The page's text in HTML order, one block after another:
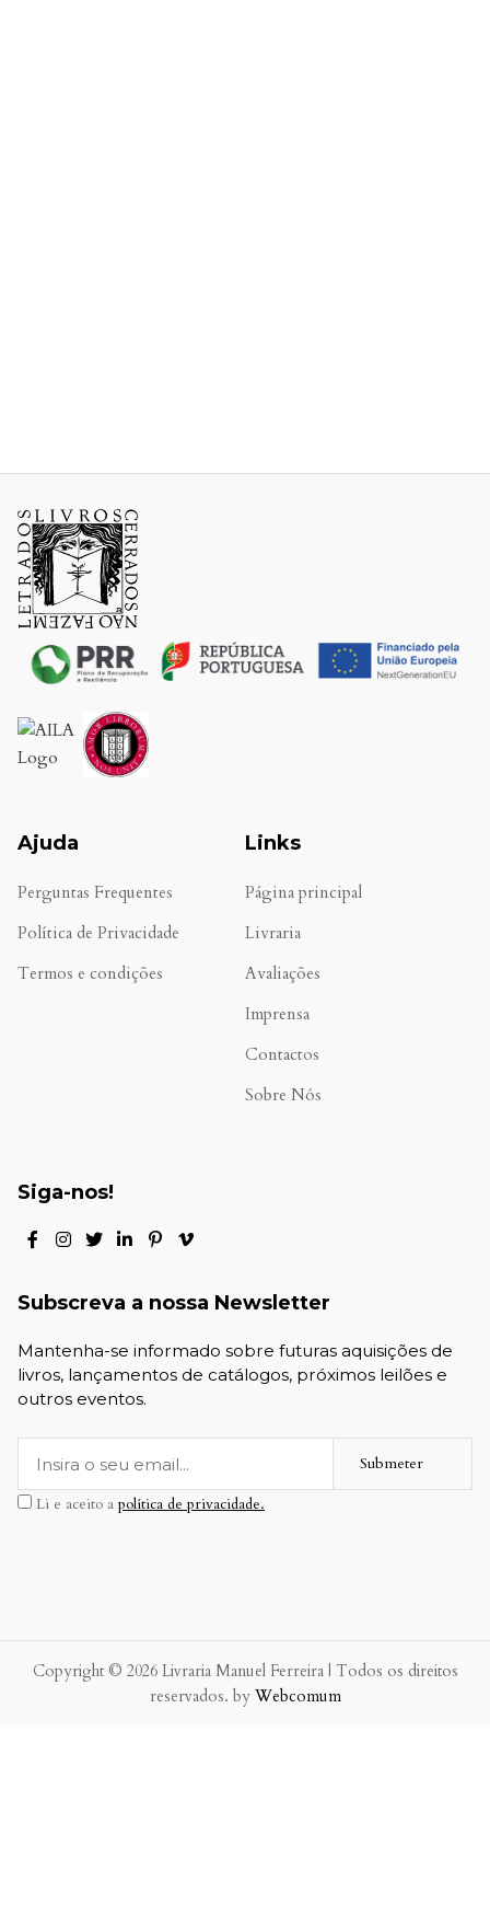
Ajuda
Perguntas Frequentes
Política de Privacidade
Termos e condições
Links
Página principal
Livraria
Avaliações
Imprensa
Contactos
Sobre Nós
Siga-nos!
Subscreva a nossa Newsletter
Mantenha-se informado sobre futuras aquisições de
livros, lançamentos de catálogos, próximos leilões e
outros eventos.
Submeter
Li e aceito a política de privacidade.
Copyright © 2026 Livraria Manuel Ferreira | Todos os direitos
reservados. by Webcomum